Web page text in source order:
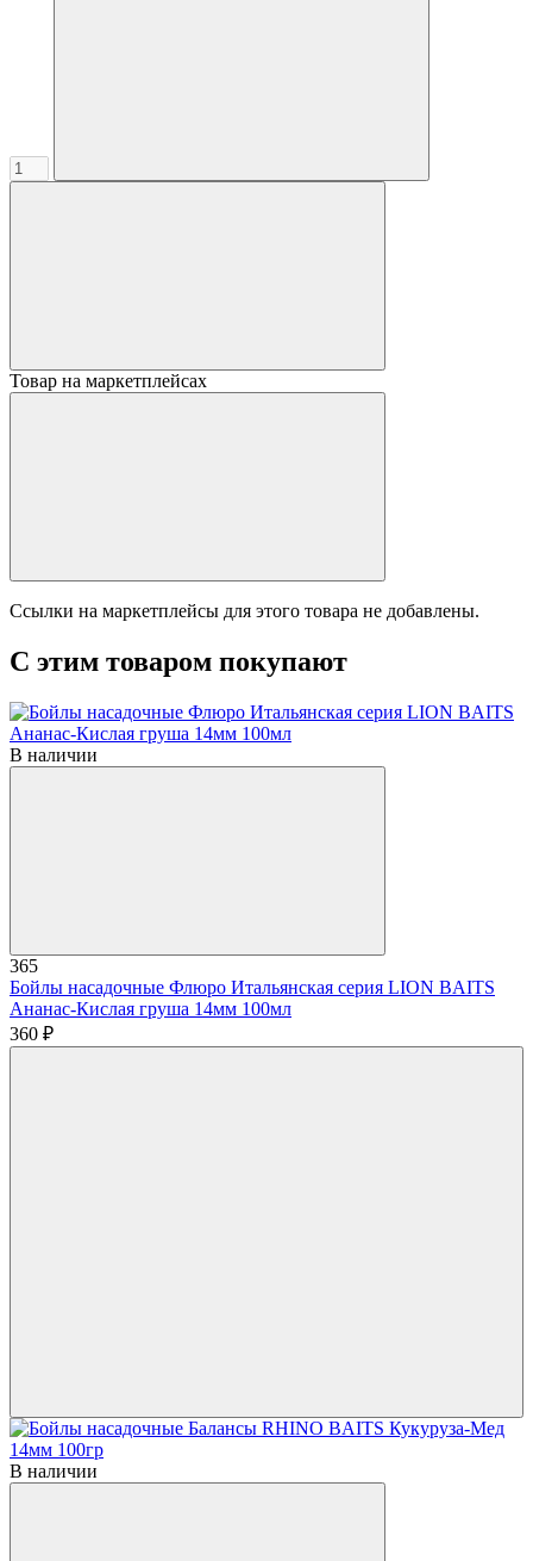
Товар на маркетплейсах
Ссылки на маркетплейсы для этого товара не добавлены.
С этим товаром покупают
В наличии
365
Бойлы насадочные Флюро Итальянская серия LION BAITS
Ананас-Кислая груша 14мм 100мл
360 ₽
В наличии